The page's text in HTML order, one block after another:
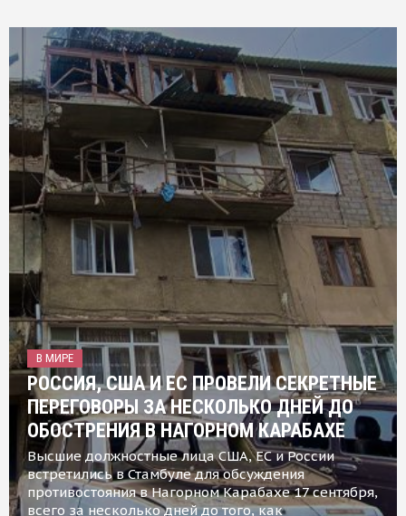
В МИРЕ
РОССИЯ, США И ЕС ПРОВЕЛИ СЕКРЕТНЫЕ
ПЕРЕГОВОРЫ ЗА НЕСКОЛЬКО ДНЕЙ ДО
ОБОСТРЕНИЯ В НАГОРНОМ КАРАБАХЕ
Высшие должностные лица США, ЕС и России
встретились в Стамбуле для обсуждения
противостояния в Нагорном Карабахе 17 сентября,
всего за несколько дней до того, как